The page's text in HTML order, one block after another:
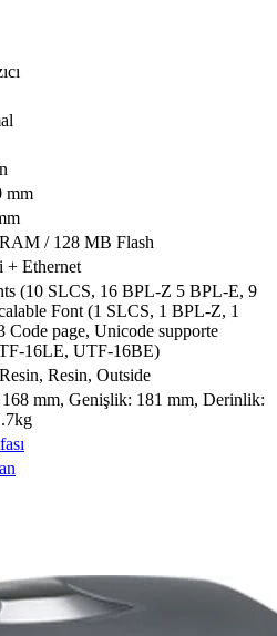
mm
/ 128 MB Flash
+ Ethernet
(10 SLCS, 16 BPL-Z 5 BPL-E, 9
Font (1 SLCS, 1 BPL-Z, 1
Code page, Unicode supporte
16LE, UTF-16BE)
Resin, Outside
mm, Genişlik: 181 mm, Derinlik: